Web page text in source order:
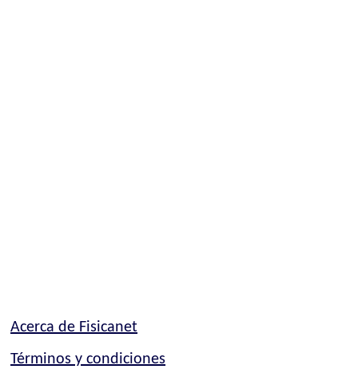
Acerca de Fisicanet
Términos y condiciones